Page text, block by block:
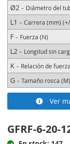
Ø2 - Diámetro del
L1 - Carrera (mm)
F - Fuerza (N)
L2 - Longitud sin
K - Relación de fuerza
G - Tamaño rosca (M)
Ver
GFRF-6-20-